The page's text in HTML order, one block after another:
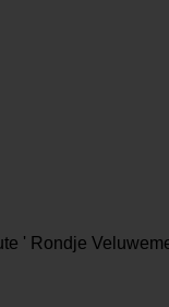
' Rondje